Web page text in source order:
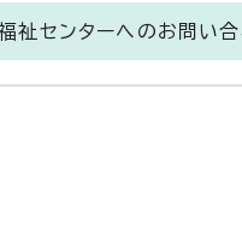
祉センターへのお問い合